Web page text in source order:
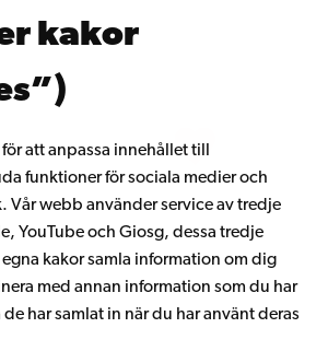
kakor
att anpassa innehållet till
funktioner för sociala medier och
Vår webb använder service av tredje
YouTube och Giosg, dessa tredje
kakor samla information om dig
med annan information som du har
har samlat in när du har använt deras
Akademis alumnnätverk
Facebook InstagramYouTube LinkedIn Blog Snapchat